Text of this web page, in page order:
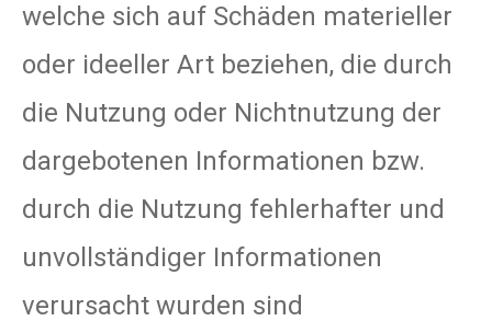
welche sich auf Schäden materieller
oder ideeller Art beziehen, die durch
die Nutzung oder Nichtnutzung der
dargebotenen Informationen bzw.
durch die Nutzung fehlerhafter und
unvollständiger Informationen
verursacht wurden sind